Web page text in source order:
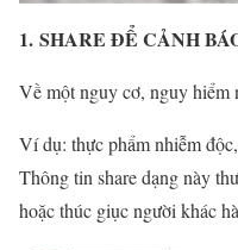
1. SHARE ĐỂ CẢNH
Về một nguy cơ, nguy hiểm
Ví dụ: thực phẩm nhiễm
Thông tin share dạng này
hoặc thúc giục người khác